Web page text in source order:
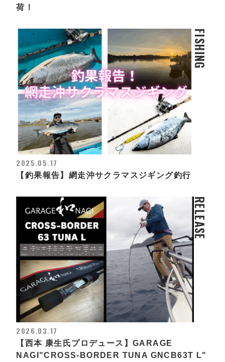
荷！
FISHING
2025.05.17
【釣果報告】網走沖サクラマスジギング釣行
RELEASE
2026.03.17
【西本 康生氏プロデュース】GARAGE
NAGI"CROSS-BORDER TUNA GNCB63T L"